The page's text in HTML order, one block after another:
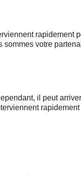
rapidement
votre
il peut